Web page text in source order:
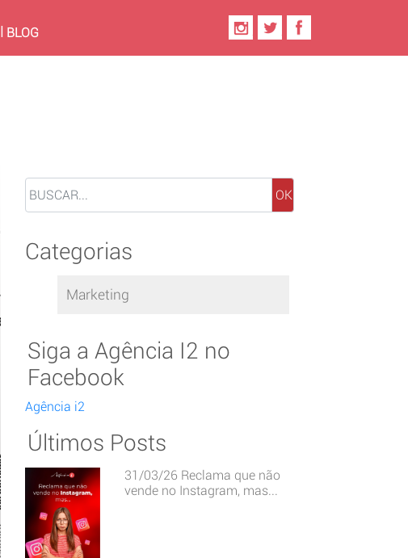
BLOG
OK
Categorias
Marketing
Siga a Agência I2 no
Facebook
Agência i2
Últimos Posts
31/03/26 Reclama que não
vende no Instagram, mas...